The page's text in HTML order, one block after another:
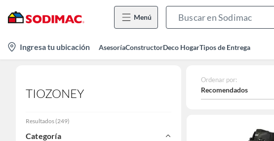
Menú
location-
icon
Ingresa tu ubicación AsesoríaConstructorDeco HogarTipos de Entrega
TIOZONEY
Resultados (249)
Categoría
Ordenar por:
Recomendados